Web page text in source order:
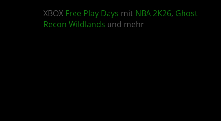
XBOX Free Play Days mit NBA 2K26, Ghost
Recon Wildlands und mehr